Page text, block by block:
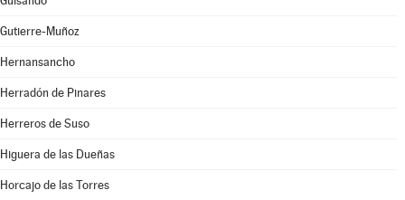
Gutierre-Muñoz
Hernansancho
Herradón de Pinares
Herreros de Suso
Higuera de las Dueñas
Horcajo de las Torres